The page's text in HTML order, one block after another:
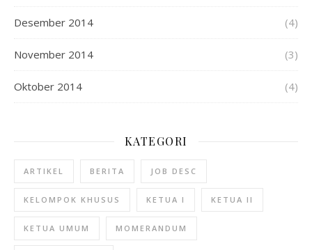
Desember 2014 (4)
November 2014 (3)
Oktober 2014 (4)
KATEGORI
ARTIKEL BERITA JOB DESC
KELOMPOK KHUSUS KETUA I KETUA II
KETUA UMUM MOMERANDUM